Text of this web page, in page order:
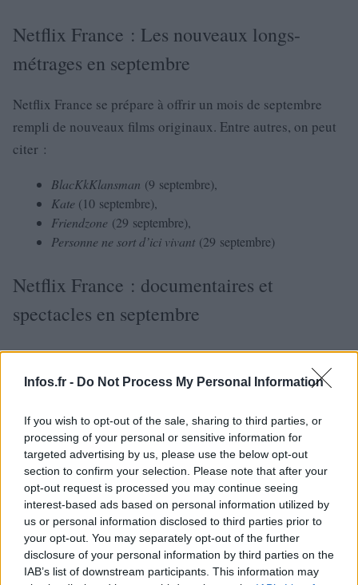
Infos.fr - Do Not Process My Personal Information
If you wish to opt-out of the sale, sharing to third parties, or
processing of your personal or sensitive information for
targeted advertising by us, please use the below opt-out
section to confirm your selection. Please note that after your
opt-out request is processed you may continue seeing
interest-based ads based on personal information utilized by
us or personal information disclosed to third parties prior to
your opt-out. You may separately opt-out of the further
disclosure of your personal information by third parties on the
IAB’s list of downstream participants. This information may
Netflix France : Les nouveaux longs-
métrages en septembre
Netflix France se prépare à offrir un mois de septembre
rempli de nouveaux films originaux. Entre autres, on peut
citer :
BlacKkKlansman (9 septembre),
Kate (10 septembre),
Friendzone (29 septembre),
Personne ne sort d’ici vivant (29 septembre)
Netflix France : documentaires et
spectacles en septembre
Ledocument sur le phénomène mondial de la F1, Michael
Schumacher, donnera le tempo à la rentrée sportive de
l’aval de la famille du champion.
À noter que les amateurs de télé-réalité pourront aussi
profiter de la diffusion d’une nouvelle saison de The Circle
US le 8, d’une adaptation « latino » de High Voltage
Seduction le 15 et de la saison 2 de Love and the spectrum
le 21, comme le souligne huffingtonpost.fr.